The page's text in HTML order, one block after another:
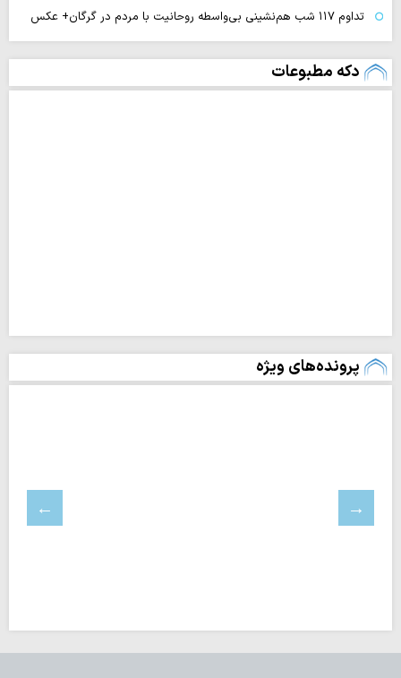
تداوم ۱۱۷ شب هم‌نشینی بی‌واسطه روحانیت با مردم در گرگان+ عکس
دکه مطبوعات
پرونده‌های ویژه